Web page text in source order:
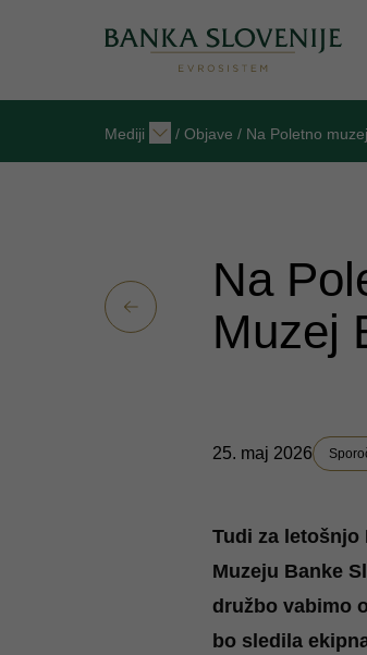
Mediji / Objave / Na Poletno
Na
Muzej
25. maj 2026
Tudi za letošnjo
Muzeju Banke
družbo vabimo
bo sledila